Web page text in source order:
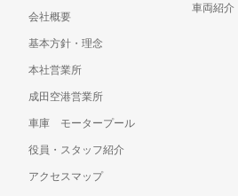
会社概要
基本方針・理念
本社営業所
成田空港営業所
車庫 モータープール
役員・スタッフ紹介
アクセスマップ
車両紹介